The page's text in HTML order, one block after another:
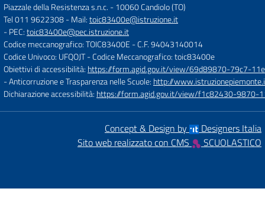
Piazzale della Resistenza s.n.c. -10060 Candiolo (TO)
Tel 011 9622308- Mail:toic83400e@istruzione.it
- PEC:toic83400e@pec.istruzione.it
Codice meccanografico: TOIC83400E - C.F. 94043140014
Codice Univoco: UFQOJT- Codice Meccanografico: toic83400e
Obiettivi di accessibilità: https://form.agid.gov.it/view/69d89870-79c7-
- Anticorruzione e Trasparenza nelle Scuole: http://
Dichiarazione accessibilità: https://form.agid.gov.it/view/f1c82430-9870-
Concept & Design by
Designers Italia
Sito web realizzato con CMS
SCUOLASTICO